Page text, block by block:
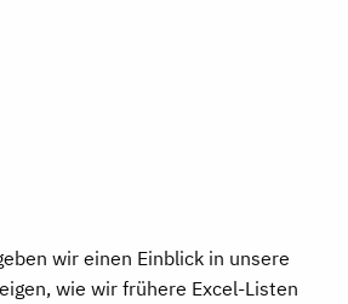
wir einen Einblick in unsere
wie wir frühere Excel-Listen